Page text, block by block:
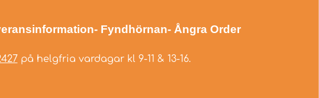
- Fyndhörnan- Ångra Order
på helgfria vardagar kl 9-11 & 13-16.